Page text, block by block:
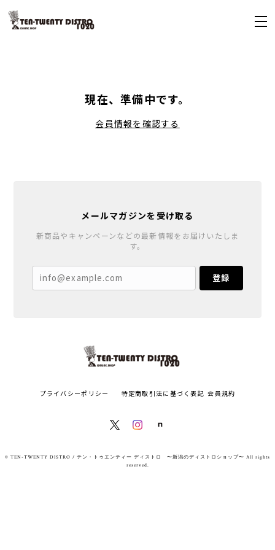
現在、準備中です。
会員情報を確認する
メールマガジンを受け取る
新商品やキャンペーンなどの最新情報をお届けいたしま
す。
登録
プライバシーポリシー 特定商取引法に基づく表記 会員規約
© TEN-TWENTY DISTRO / テン・トゥエンティー ディストロ 〜新潟のディストロショップ〜 All rights
reserved.